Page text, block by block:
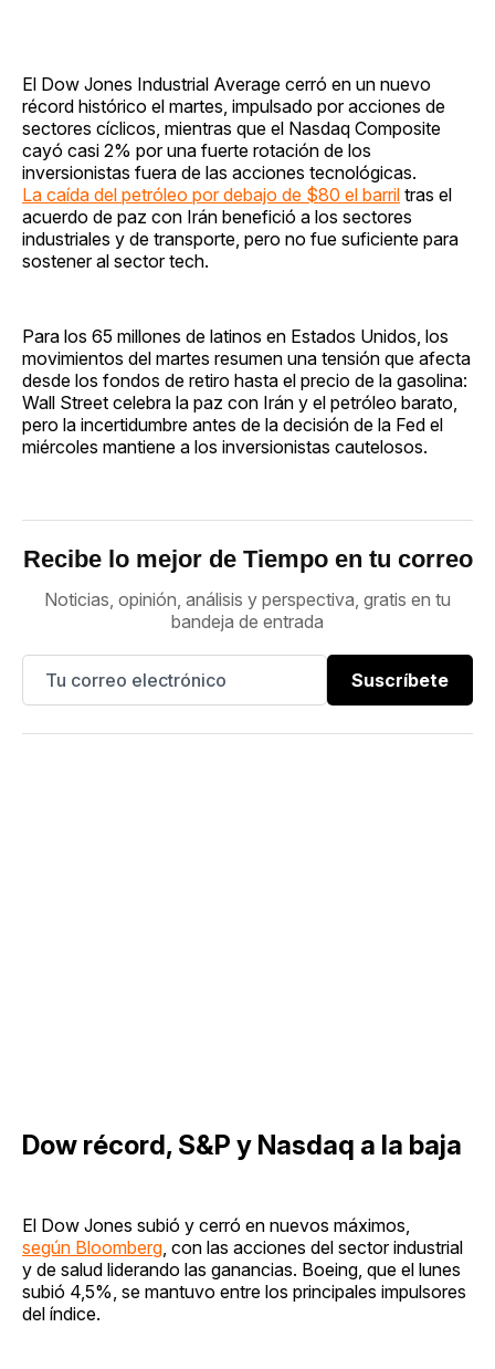
El Dow Jones Industrial Average cerró en un nuevo
récord histórico el martes, impulsado por acciones de
sectores cíclicos, mientras que el Nasdaq Composite
cayó casi 2% por una fuerte rotación de los
inversionistas fuera de las acciones tecnológicas.
La caída del petróleo por debajo de $80 el barril tras el
acuerdo de paz con Irán benefició a los sectores
industriales y de transporte, pero no fue suficiente para
sostener al sector tech.
Para los 65 millones de latinos en Estados Unidos, los
movimientos del martes resumen una tensión que afecta
desde los fondos de retiro hasta el precio de la gasolina:
Wall Street celebra la paz con Irán y el petróleo barato,
pero la incertidumbre antes de la decisión de la Fed el
miércoles mantiene a los inversionistas cautelosos.
Recibe lo mejor de Tiempo en tu correo
Noticias, opinión, análisis y perspectiva, gratis en tu
bandeja de entrada
Suscríbete
Dow récord, S&P y Nasdaq a la baja
El Dow Jones subió y cerró en nuevos máximos,
según Bloomberg , con las acciones del sector industrial
y de salud liderando las ganancias. Boeing, que el lunes
subió 4,5%, se mantuvo entre los principales impulsores
del índice.